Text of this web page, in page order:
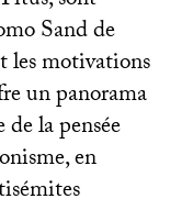
Sand de
les motivations
un panorama
la pensée
en